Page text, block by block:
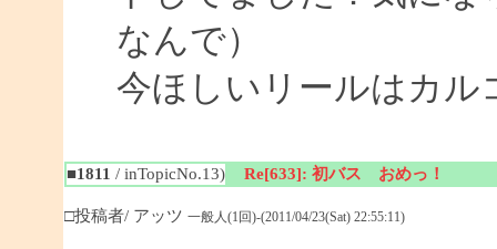
なんで）
今ほしいリールはカル
■1811 / inTopicNo.13) Re[633]: 初バス おめっ！
□投稿者/ アッツ 一般人(1回)-(2011/04/23(Sat) 22:55:11)